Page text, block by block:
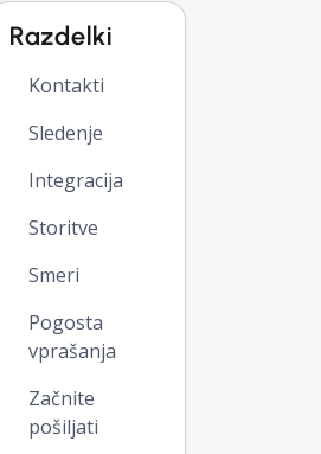
Razdelki
Kontakti
Sledenje
Integracija
Storitve
Smeri
Pogosta
vprašanja
Začnite
pošiljati